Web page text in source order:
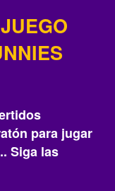
para jugar
Siga las